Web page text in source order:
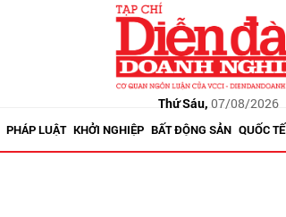
Thứ Sáu, 07/08/2026
PHÁP LUẬT KHỞI NGHIỆP BẤT ĐỘNG SẢN QUỐC TẾ